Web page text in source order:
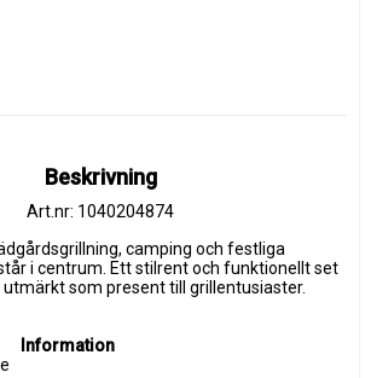
Beskrivning
Art.nr: 1040204874
camping och festliga
i centrum. Ett stilrent och funktionellt set
som present till grillentusiaster.
Information